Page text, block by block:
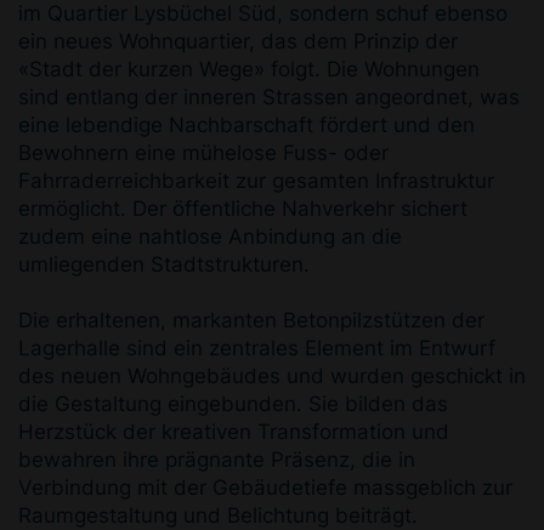
im Quartier Lysbüchel Süd, sondern schuf ebenso
ein neues Wohnquartier, das dem Prinzip der
«Stadt der kurzen Wege» folgt. Die Wohnungen
sind entlang der inneren Strassen angeordnet, was
eine lebendige Nachbarschaft fördert und den
Bewohnern eine mühelose Fuss- oder
Fahrraderreichbarkeit zur gesamten Infrastruktur
ermöglicht. Der öffentliche Nahverkehr sichert
zudem eine nahtlose Anbindung an die
umliegenden Stadtstrukturen.
Die erhaltenen, markanten Betonpilzstützen der
Lagerhalle sind ein zentrales Element im Entwurf
des neuen Wohngebäudes und wurden geschickt in
die Gestaltung eingebunden. Sie bilden das
Herzstück der kreativen Transformation und
bewahren ihre prägnante Präsenz, die in
Verbindung mit der Gebäudetiefe massgeblich zur
Raumgestaltung und Belichtung beiträgt.